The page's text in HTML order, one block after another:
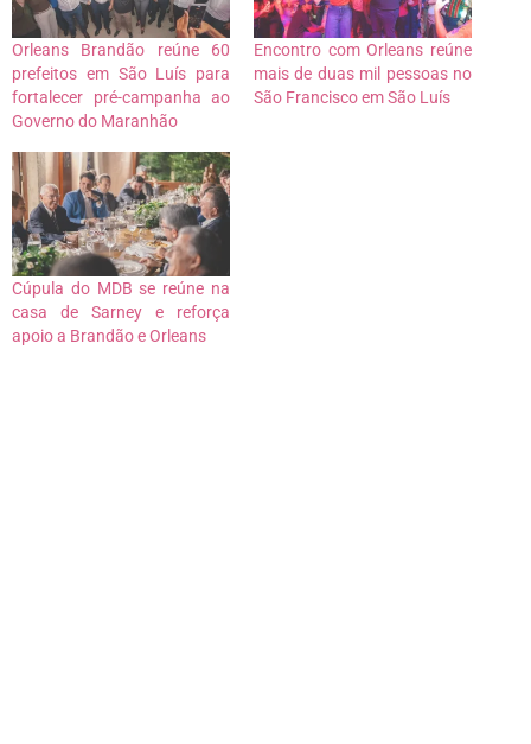
Orleans Brandão reúne 60
prefeitos em São Luís para
fortalecer pré-campanha ao
Governo do Maranhão
Encontro com Orleans reúne
mais de duas mil pessoas no
São Francisco em São Luís
Cúpula do MDB se reúne na
casa de Sarney e reforça
apoio a Brandão e Orleans